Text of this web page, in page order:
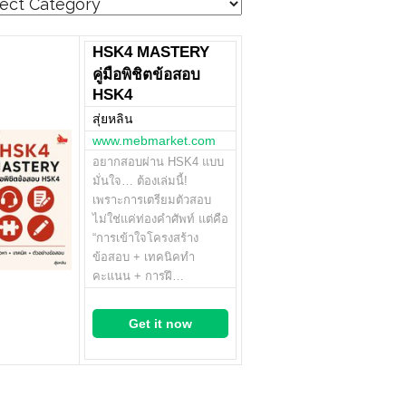
HSK4 MASTERY
คู่มือพิชิตข้อสอบ
HSK4
สุ่ยหลิน
www.mebmarket.com
อยากสอบผ่าน HSK4 แบบ
มั่นใจ… ต้องเล่มนี้!
เพราะการเตรียมตัวสอบ
ไม่ใช่แค่ท่องคำศัพท์ แต่คือ
“การเข้าใจโครงสร้าง
ข้อสอบ + เทคนิคทำ
คะแนน + การฝึ…
Get it now